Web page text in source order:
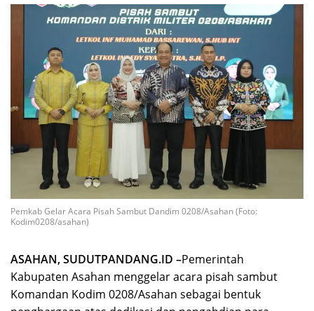
Pemkab Gelar Acara Pisah Sambut Dandim 0208/Asahan (Foto:
Kodim0208/asahan)
ASAHAN, SUDUTPANDANG.ID –Pemerintah
Kabupaten Asahan menggelar acara pisah sambut
Komandan Kodim 0208/Asahan sebagai bentuk